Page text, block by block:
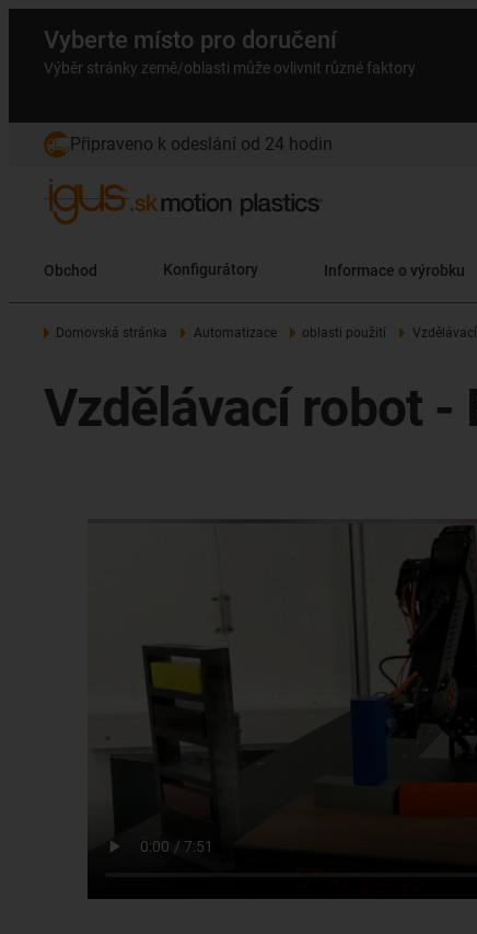
Vyberte místo pro doručení
Výběr stránky země/oblasti může ovlivnit různé faktory
Připraveno k odeslání od 24 hodin
Obchod Konfigurátory Informace o výrobku
Domovská stránka Automatizace oblasti použití
Vzdělávací robot -